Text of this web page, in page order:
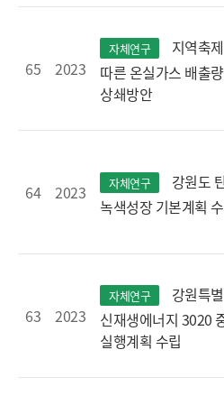
65 2023
자체연구
지역축
따른 온실가스 배출
상쇄방안
64 2023 자체연구
강원도
녹색성장 기본계획
63 2023
자체연구
강원특
신재생에너지 3020
실행계획 수립